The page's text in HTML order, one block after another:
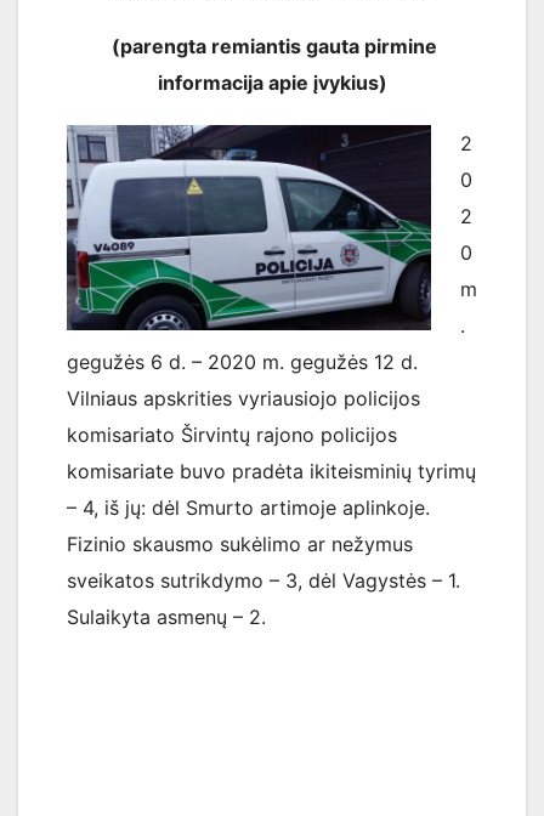
(parengta remiantis gauta pirmine
informacija apie įvykius)
2
0
2
0
m
.
gegužės 6 d. – 2020 m. gegužės 12 d.
Vilniaus apskrities vyriausiojo policijos
komisariato Širvintų rajono policijos
komisariate buvo pradėta ikiteisminių tyrimų
– 4, iš jų: dėl Smurto artimoje aplinkoje.
Fizinio skausmo sukėlimo ar nežymus
sveikatos sutrikdymo – 3, dėl Vagystės – 1.
Sulaikyta asmenų – 2.